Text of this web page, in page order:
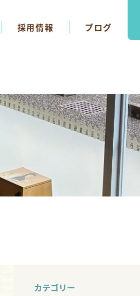
採用情報 ブログ
カテゴリー